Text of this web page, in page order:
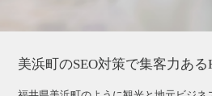
美浜町のSEO対策で集客力ある